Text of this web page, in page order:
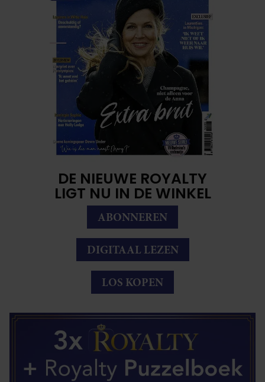
DE NIEUWE ROYALTY
LIGT NU IN DE WINKEL
ABONNEREN
DIGITAAL LEZEN
LOS KOPEN